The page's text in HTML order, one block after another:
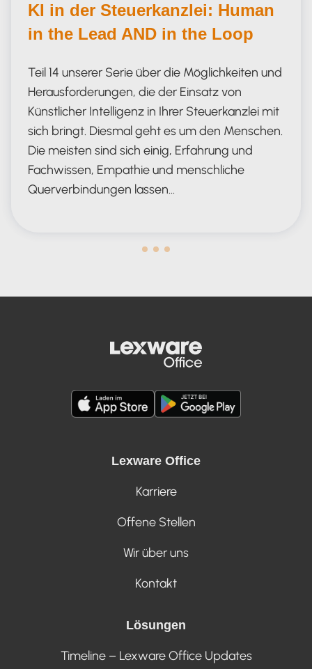
KI in der Steuerkanzlei: Human
in the Lead AND in the Loop
Teil 14 unserer Serie über die Möglichkeiten und
Herausforderungen, die der Einsatz von
Künstlicher Intelligenz in Ihrer Steuerkanzlei mit
sich bringt. Diesmal geht es um den Menschen.
Die meisten sind sich einig, Erfahrung und
Fachwissen, Empathie und menschliche
Querverbindungen lassen…
Lexware Office
Karriere
Offene Stellen
Wir über uns
Kontakt
Lösungen
Timeline – Lexware Office Updates